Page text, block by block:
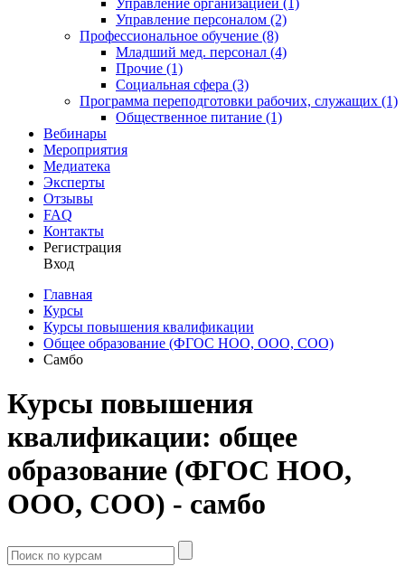
Управление организацией (1)
Управление персоналом (2)
Профессиональное обучение (8)
Младший мед. персонал (4)
Прочие (1)
Социальная сфера (3)
Программа переподготовки рабочих, служащих (1)
Общественное питание (1)
Вебинары
Мероприятия
Медиатека
Эксперты
Отзывы
FAQ
Контакты
Регистрация
Вход
Главная
Курсы
Курсы повышения квалификации
Общее образование (ФГОС НОО, ООО, СОО)
Самбо
Курсы повышения
квалификации: общее
образование (ФГОС НОО,
ООО, СОО) - самбо